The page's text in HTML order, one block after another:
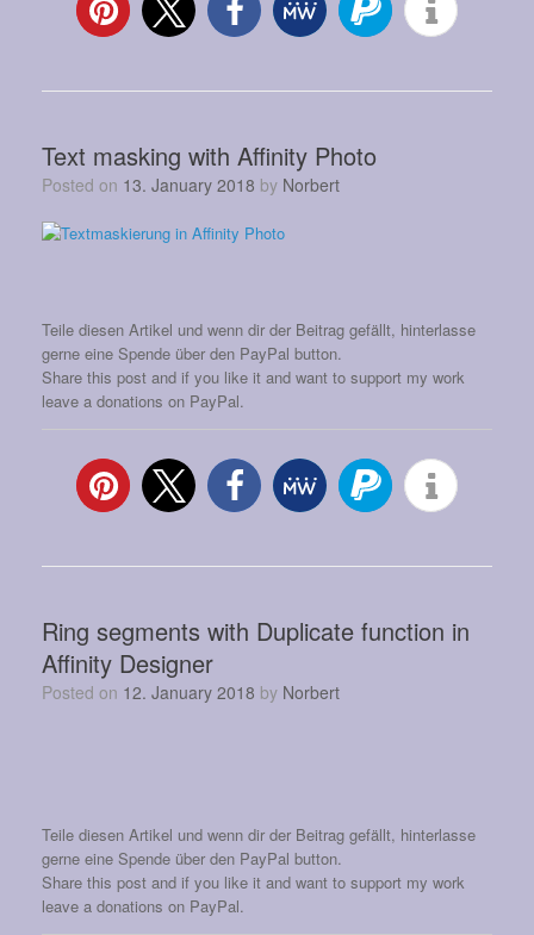
Text masking with Affinity Photo
Posted on 13. January 2018 by Norbert
Teile diesen Artikel und wenn dir der Beitrag gefällt, hinterlasse
gerne eine Spende über den PayPal button.
Share this post and if you like it and want to support my work
leave a donations on PayPal.
Ring segments with Duplicate function in
Affinity Designer
Posted on 12. January 2018 by Norbert
Teile diesen Artikel und wenn dir der Beitrag gefällt, hinterlasse
gerne eine Spende über den PayPal button.
Share this post and if you like it and want to support my work
leave a donations on PayPal.